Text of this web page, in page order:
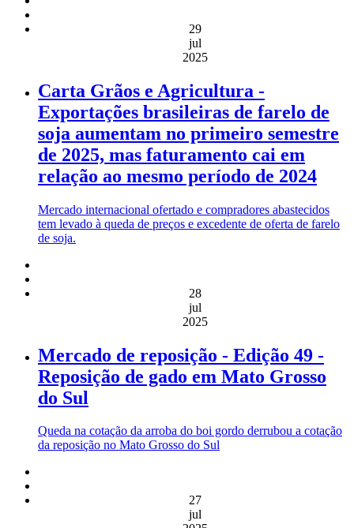
29
jul
2025
Carta Grãos e Agricultura -
Exportações brasileiras de farelo de
soja aumentam no primeiro semestre
de 2025, mas faturamento cai em
relação ao mesmo período de 2024
Mercado internacional ofertado e compradores abastecidos
tem levado à queda de preços e excedente de oferta de farelo
de soja.
28
jul
2025
Mercado de reposição - Edição 49 -
Reposição de gado em Mato Grosso
do Sul
Queda na cotação da arroba do boi gordo derrubou a cotação
da reposição no Mato Grosso do Sul
27
jul